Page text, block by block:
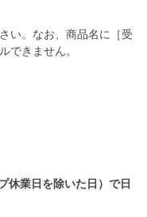
い。なお、商品名に［受
できません。
休業日を除いた日）で日